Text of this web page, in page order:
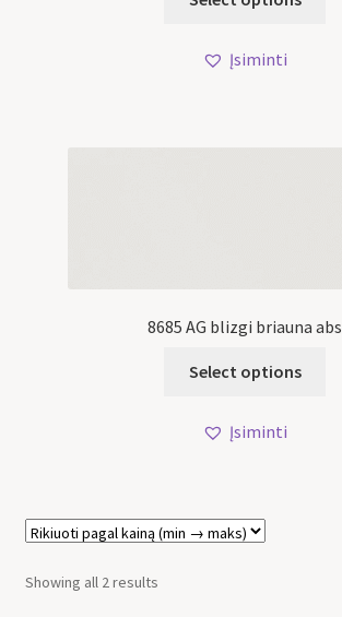
Įsiminti
8685 AG blizgi briauna abs
Select options
Įsiminti
Showing all 2 results